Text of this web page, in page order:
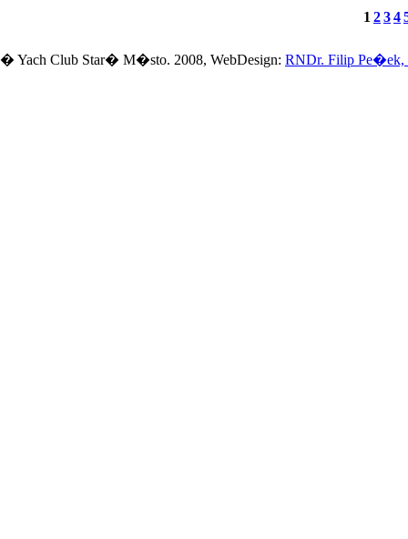
1 234
� Yach Club Star� M�sto. 2008, WebDesign: RNDr. Filip Pe�ek,